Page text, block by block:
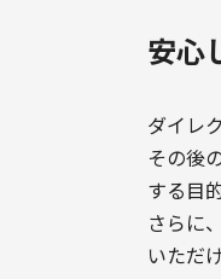
安心
ダイレ
その後
する目
さらに
いただ